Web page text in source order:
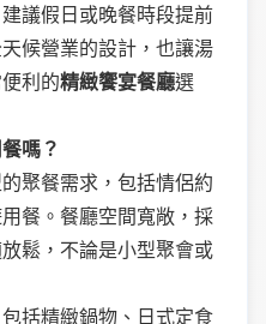
議假日或晚餐時段提前
候營業的設計，也讓湯
利的精緻饗宴餐廳選
嗎？
聚餐需求，包括情侶約
餐。餐廳空間寬敞，採
鬆，不論是小型聚會或
括精緻鍋物、日式定食